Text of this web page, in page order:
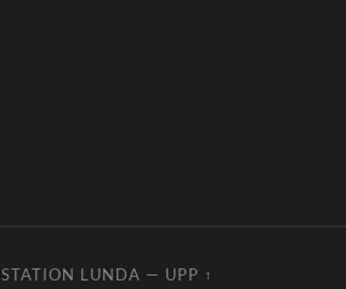
STATION LUNDA — UPP ↑